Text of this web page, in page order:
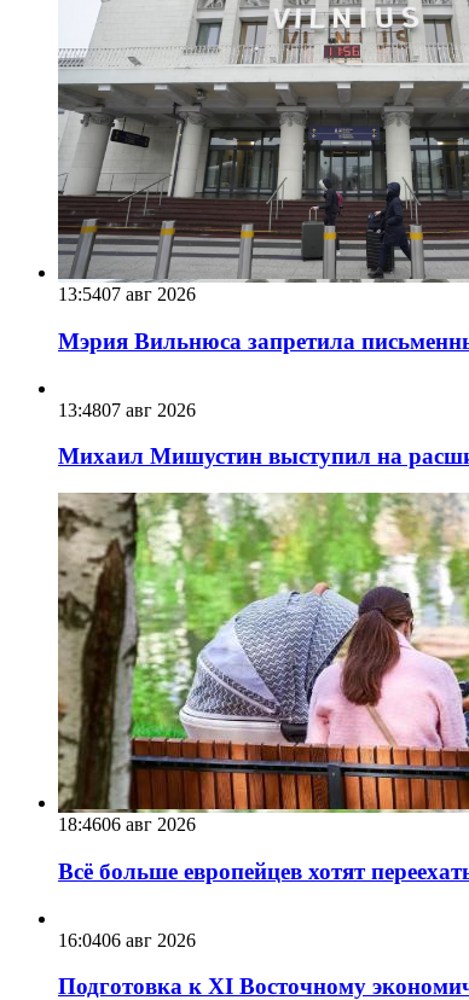
13:5407 авг 2026
Мэрия Вильнюса запретила
13:4807 авг 2026
Михаил Мишустин выступил на
18:4606 авг 2026
Всё больше европейцев хотят
16:0406 авг 2026
Подготовка к XI Восточному